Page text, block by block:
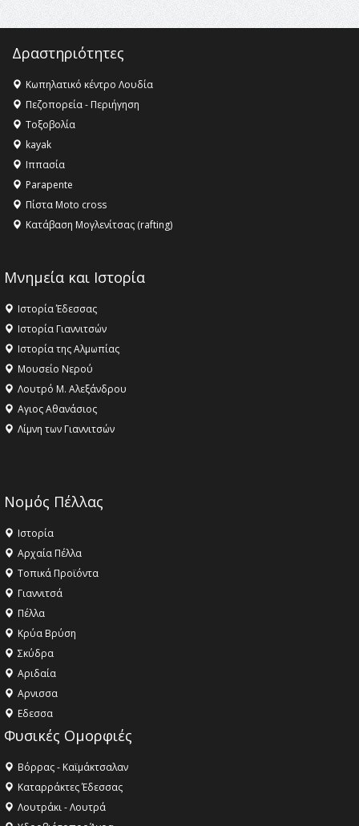
ΣΤΗΝ ΕΔΕΣΣΑ
Δραστηριότητες
Κωπηλατικό κέντρο Λουδία
Πεζοπορεία - Περιήγηση
Τοξοβολία
kayak
Ιππασία
Parapente
Πίστα Moto cross
Κατάβαση Μογλενίτσας (rafting)
Μνημεία και Ιστορία
Ιστορία Έδεσσας
Ιστορία Γιαννιτσών
Ιστορία της Αλμωπίας
Μουσείο Νερού
Λουτρό Μ. Αλεξάνδρου
Αγιος Αθανάσιος
Λίμνη των Γιαννιτσών
Νομός Πέλλας
Ιστορία
Αρχαία Πέλλα
Τοπικά Προϊόντα
Γιαννιτσά
Πέλλα
Κρύα Βρύση
Σκύδρα
Αριδαία
Aρνισσα
Eδεσσα
Φυσικές Ομορφιές
Βόρρας - Καϊμάκτσαλαν
Καταρράκτες Έδεσσας
Λουτράκι - Λουτρά